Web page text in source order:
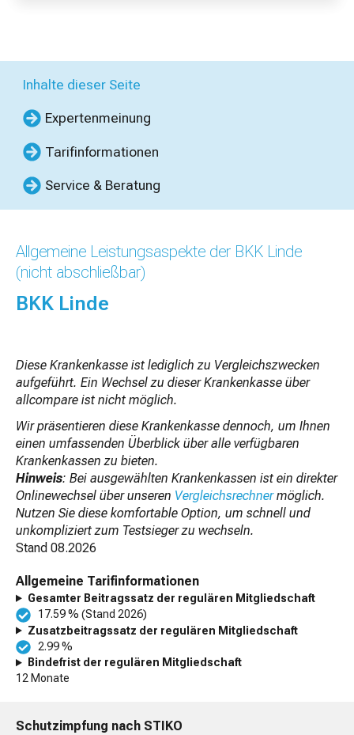
Inhalte dieser Seite
Expertenmeinung
Tarifinformationen
Service & Beratung
Allgemeine Leistungsaspekte der BKK Linde
(nicht abschließbar)
BKK Linde
Diese Krankenkasse ist lediglich zu Vergleichszwecken
aufgeführt. Ein Wechsel zu dieser Krankenkasse über
allcompare ist nicht möglich.
Wir präsentieren diese Krankenkasse dennoch, um Ihnen
einen umfassenden Überblick über alle verfügbaren
Krankenkassen zu bieten.
Hinweis: Bei ausgewählten Krankenkassen ist ein direkter
Onlinewechsel über unseren Vergleichsrechnermöglich.
Nutzen Sie diese komfortable Option, um schnell und
unkompliziert zum Testsieger zu wechseln.
Stand 08.2026
Allgemeine Tarifinformationen
Gesamter Beitragssatz der regulären Mitgliedschaft
17.59 % (Stand 2026)
Zusatzbeitragssatz der regulären Mitgliedschaft
2.99 %
Bindefrist der regulären Mitgliedschaft
12 Monate
Schutzimpfung nach STIKO